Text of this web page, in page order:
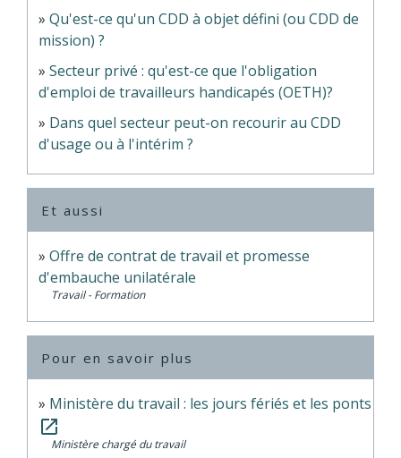
Qu'est-ce qu'un CDD à objet défini (ou CDD de
mission) ?
Secteur privé : qu'est-ce que l'obligation
d'emploi de travailleurs handicapés (OETH)?
Dans quel secteur peut-on recourir au CDD
d'usage ou à l'intérim ?
Et aussi
Offre de contrat de travail et promesse
d'embauche unilatérale
Travail - Formation
Pour en savoir plus
Ministère du travail : les jours fériés et les ponts
open_in_new
Ministère chargé du travail